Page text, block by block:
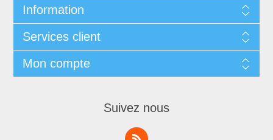
Information
Services client
Mon compte
Suivez nous